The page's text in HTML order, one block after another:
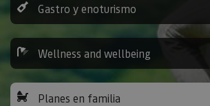
Gastro y enoturismo
Wellness and wellbeing
Planes en familia